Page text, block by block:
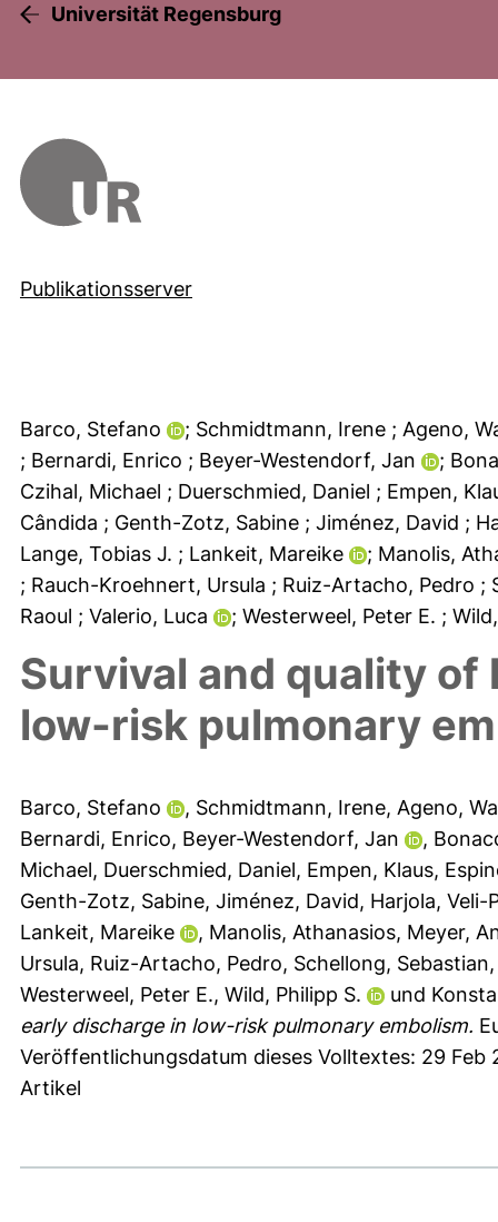
Universität Regensburg
Publikationsserver
Barco, Stefano ; Schmidtmann, Irene ; Ageno,
; Bernardi, Enrico ; Beyer-Westendorf, Jan
;
Czihal, Michael ; Duerschmied, Daniel ; Empen,
Cândida ; Genth-Zotz, Sabine ; Jiménez, David ;
Lange, Tobias J. ; Lankeit, Mareike
; Manolis,
; Rauch-Kroehnert, Ursula ; Ruiz-Artacho, Pedro ;
Raoul ; Valerio, Luca ; Westerweel, Peter E. ;
Survival and quality
low-risk pulmonary
Barco, Stefano , Schmidtmann, Irene, Ageno,
Bernardi, Enrico, Beyer-Westendorf, Jan ,
Michael, Duerschmied, Daniel, Empen, Klaus,
Genth-Zotz, Sabine, Jiménez, David, Harjola, Veli-
Lankeit, Mareike
, Manolis, Athanasios, Meyer,
Ursula, Ruiz-Artacho, Pedro, Schellong, Sebastian
Westerweel, Peter E., Wild, Philipp S. und
early discharge in low-risk pulmonary embolism.
Veröffentlichungsdatum dieses Volltextes: 29 Feb
Artikel